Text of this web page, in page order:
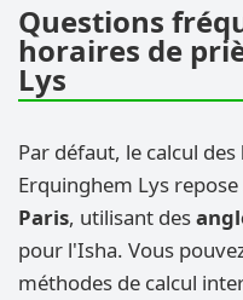
Questions
horaires de
Lys
Par défaut, le calcul des
Erquinghem Lys
Paris, utilisant des
pour l'Isha. Vous
méthodes de calcul